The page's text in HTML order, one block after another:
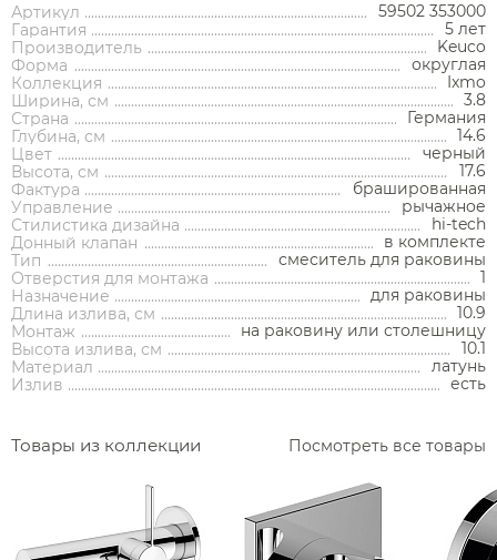
Каталог
Ванны Душевые ограждения
Аксессуары
Держатели туалетной бумаги
Дозаторы
Мыльницы
Стаканы
Ершики
Полотенцедержатели
Полки для полотенец
Косметические зеркала
Тумбы под раковину
Зеркала
Смесители для раковины встраиваемые
Смесители для раковины высокие
Раковины чаши
Унитазы
Инсталляции
Ванны
Душевые ограждения
Душ
Смесители встраиваемые для душа и ванны
Смесители накладные для душа и ванны
Душевые стойки
Гигиенические души
Душевые гарнитуры
Мойки и аксессуары
Кухонные мойки
Дозаторы
Трапы линейные
Артикул
59502 353000
Гарантия
5 лет
Производитель
Keuco
Форма
округлая
Коллекция
Ixmo
Ширина, см
3.8
Страна
Германия
Глубина, см
14.6
Цвет
черный
Высота, см
17.6
Фактура
брашированная
Управление
рычажное
Стилистика дизайна
hi-tech
Донный клапан
в комплекте
Тип
смеситель для раковины
Отверстия для монтажа
1
Назначение
для раковины
Длина излива, см
10.9
Монтаж
на раковину или столешницу
Высота излива, см
10.1
Материал
латунь
Излив
есть
Товары из коллекции Посмотреть все товары